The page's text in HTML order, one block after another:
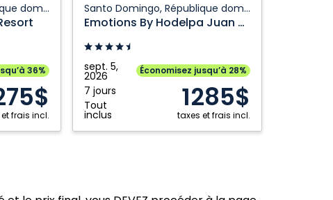
Santo Domingo, République dominicaine
36%
frais incl.
Santo Domingo, République dominicaine
Emotions By Hodelpa Juan Dolio
sept. 5,
2026
7 jours
Tout
inclus
Économisez jusqu’à 28%
1285$
taxes et frais incl.
By
Hodelpa
Juan
Dolio:
Santo
Domingo,
République
dominicaine